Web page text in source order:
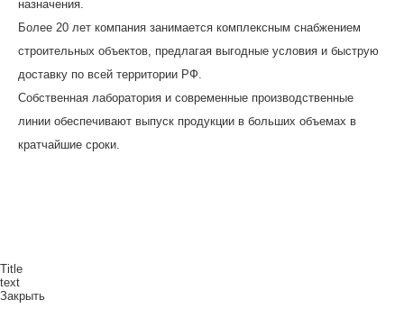
назначения.
Более 20 лет компания занимается комплексным снабжением
строительных объектов, предлагая выгодные условия и быструю
доставку по всей территории РФ.
Собственная лаборатория и современные производственные
линии обеспечивают выпуск продукции в больших объемах в
кратчайшие сроки.
Title
text
Закрыть